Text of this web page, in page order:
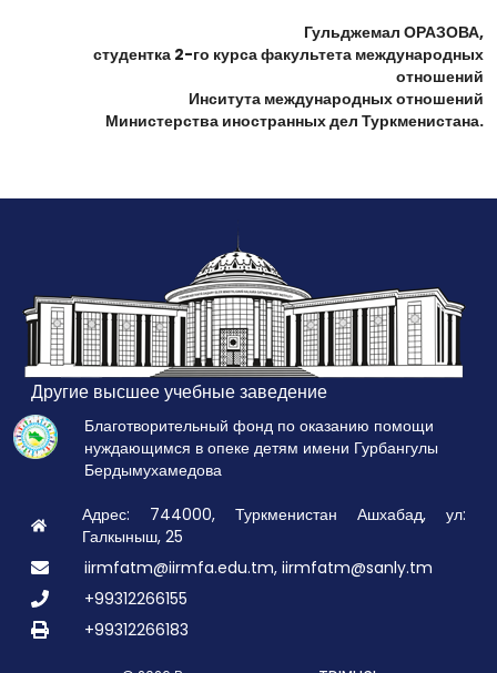
Гульджемал ОРАЗОВА,
студентка 2-го курса факультета международных
отношений
Инситута международных отношений
Министерства иностранных дел Туркменистана.
Другие высшее учебные заведение
Благотворительный фонд по оказанию помощи
нуждающимся в опеке детям имени Гурбангулы
Бердымухамедова
Адрес: 744000, Туркменистан Ашхабад, ул:
Галкыныш, 25
iirmfatm@iirmfa.edu.tm, iirmfatm@sanly.tm
+99312266155
+99312266183